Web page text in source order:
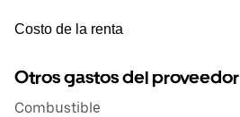
Costo de la renta
Otros gastos del proveedor
Combustible